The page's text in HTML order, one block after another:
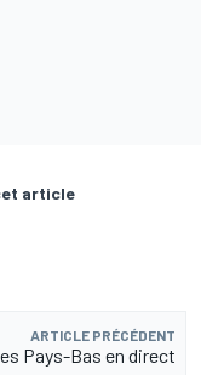
article
ARTICLE PRÉCÉDENT
Pays-Bas en direct